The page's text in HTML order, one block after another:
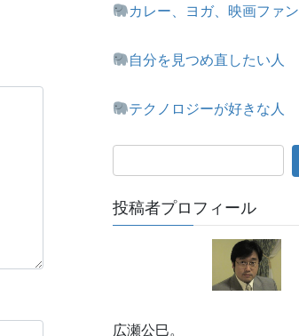
カレー、ヨガ、映画ファン
自分を見つめ直したい人
テクノロジーが好きな人
投稿者プロフィール
広瀬公巳。